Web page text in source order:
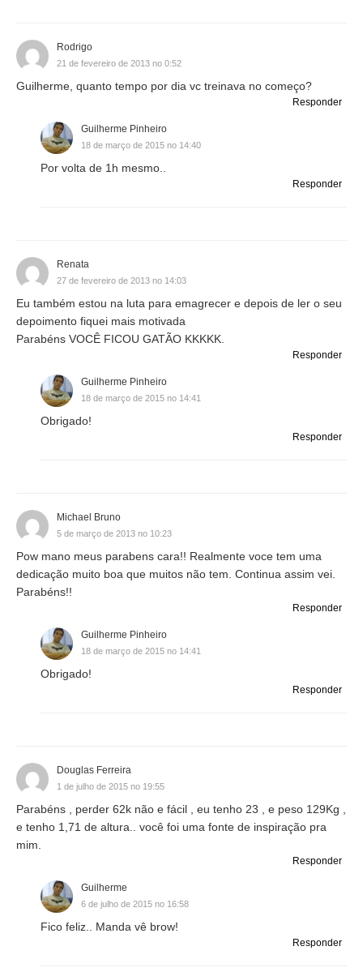
Rodrigo
21 de fevereiro de 2013 no 0:52
Guilherme, quanto tempo por dia vc treinava no começo?
Responder
Guilherme Pinheiro
18 de março de 2015 no 14:40
Por volta de 1h mesmo..
Responder
Renata
27 de fevereiro de 2013 no 14:03
Eu também estou na luta para emagrecer e depois de ler o seu
depoimento fiquei mais motivada
Parabéns VOCÊ FICOU GATÃO KKKKK.
Responder
Guilherme Pinheiro
18 de março de 2015 no 14:41
Obrigado!
Responder
Michael Bruno
5 de março de 2013 no 10:23
Pow mano meus parabens cara!! Realmente voce tem uma
dedicação muito boa que muitos não tem. Continua assim vei.
Parabéns!!
Responder
Guilherme Pinheiro
18 de março de 2015 no 14:41
Obrigado!
Responder
Douglas Ferreira
1 de julho de 2015 no 19:55
Parabéns , perder 62k não e fácil , eu tenho 23 , e peso 129Kg ,
e tenho 1,71 de altura.. você foi uma fonte de inspiração pra
mim.
Responder
Guilherme
6 de julho de 2015 no 16:58
Fico feliz.. Manda vê brow!
Responder